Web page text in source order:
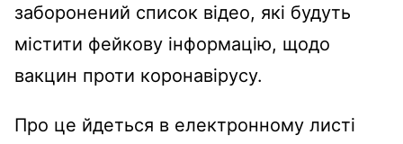
заборонений список відео, які будуть
містити фейкову інформацію, щодо
вакцин проти коронавірусу.
Про це йдеться в електронному листі